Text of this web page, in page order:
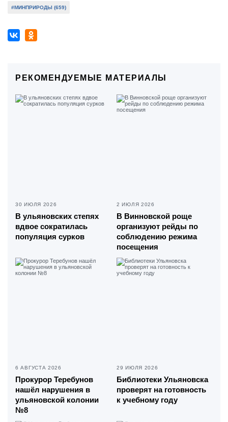
#МИНПРИРОДЫ (659)
РЕКОМЕНДУЕМЫЕ МАТЕРИАЛЫ
30 ИЮЛЯ 2026
В ульяновских степях
вдвое сократилась
популяция сурков
2 ИЮЛЯ 2026
В Винновской роще
организуют рейды по
соблюдению режима
посещения
6 АВГУСТА 2026
Прокурор Теребунов
нашёл нарушения в
ульяновской колонии
№8
29 ИЮЛЯ 2026
Библиотеки Ульяновска
проверят на готовность
к учебному году